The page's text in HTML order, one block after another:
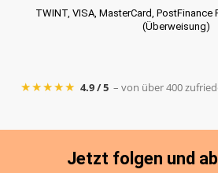
TWINT, VISA, MasterCard, PostFinance
(Überweisung)
★★★★★ 4.9 / 5 – von über 400
Jetzt folgen und